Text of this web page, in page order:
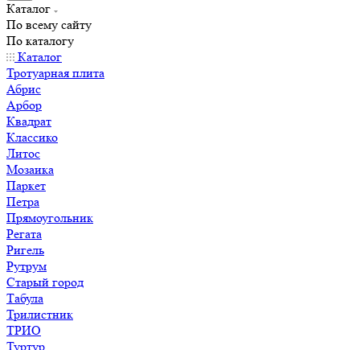
Каталог
По всему сайту
По каталогу
Каталог
Тротуарная плита
Абрис
Арбор
Квадрат
Классико
Литос
Мозаика
Паркет
Петра
Прямоугольник
Регата
Ригель
Рутрум
Старый город
Табула
Трилистник
ТРИО
Туртур